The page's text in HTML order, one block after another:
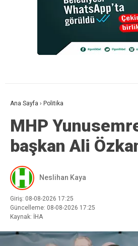
Ana Sayfa › Politika
MHP
başkan Ali
Neslihan Kaya
Giriş: 08-08-2026 17:25
Güncelleme: 08-08-2026 17:25
Kaynak: İHA